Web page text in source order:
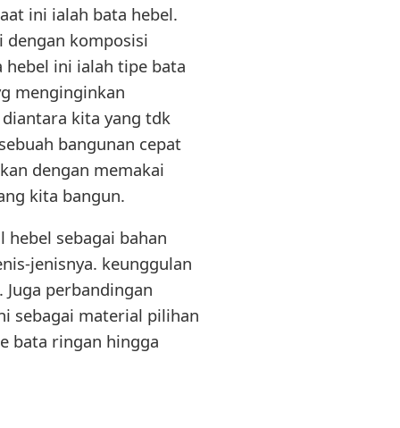
ini ialah bata hebel.
dengan komposisi
ini ialah tipe bata
menginginkan
kita yang tdk
bangunan cepat
dengan memakai
kita bangun.
sebagai bahan
jenisnya. keunggulan
perbandingan
sebagai material pilihan
bata ringan hingga